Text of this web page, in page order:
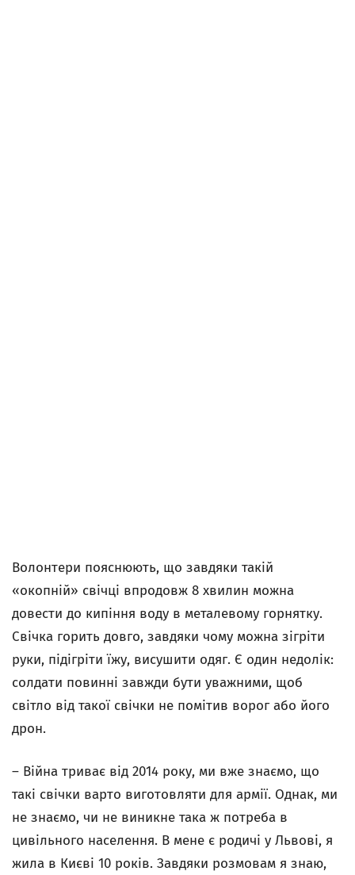
Волонтери пояснюють, що завдяки такій
«окопній» свічці впродовж 8 хвилин можна
довести до кипіння воду в металевому горнятку.
Свічка горить довго, завдяки чому можна зігріти
руки, підігріти їжу, висушити одяг. Є один недолік:
солдати повинні завжди бути уважними, щоб
світло від такої свічки не помітив ворог або його
дрон.
– Війна триває від 2014 року, ми вже знаємо, що
такі свічки варто виготовляти для армії. Однак, ми
не знаємо, чи не виникне така ж потреба в
цивільного населення. В мене є родичі у Львові, я
жила в Києві 10 років. Завдяки розмовам я знаю,